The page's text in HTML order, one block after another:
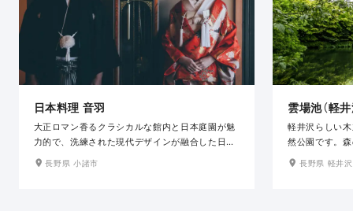
日本料理 音羽
大正ロマン香るクラシカルな館内と日本庭園が魅
力的で、洗練された現代デザインが融合した日本
料理「音羽」。どこか懐かしくそして洗練された館
内は、和装・洋装どちらにも調和します。モダン
長野県 小諸市
雲場池（軽井
軽井沢らしい
然公園です。
ある撮影をし
かけては緑が
長野県 軽井沢